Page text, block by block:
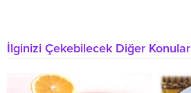
İlginizi Çekebilecek Diğer Konular